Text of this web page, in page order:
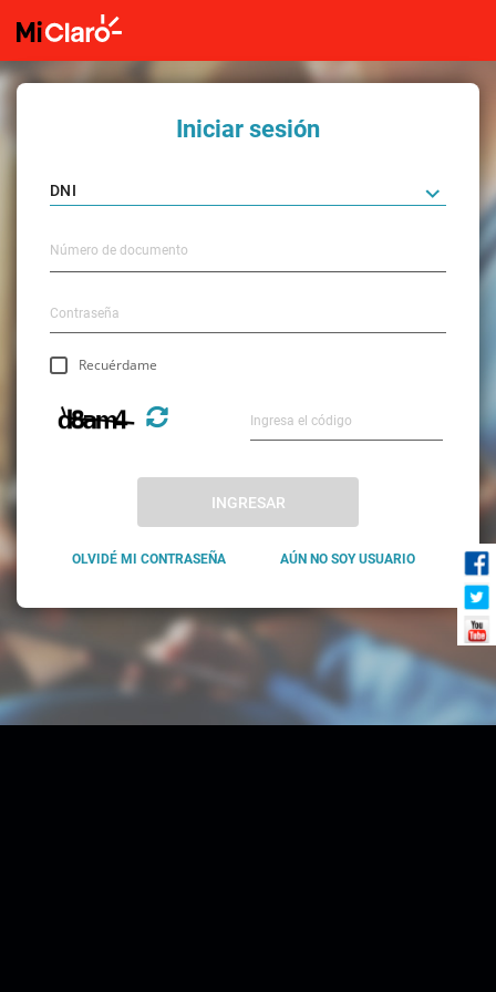
Iniciar sesión
Recuérdame
INGRESAR
OLVIDÉ MI CONTRASEÑA AÚN NO SOY USUARIO